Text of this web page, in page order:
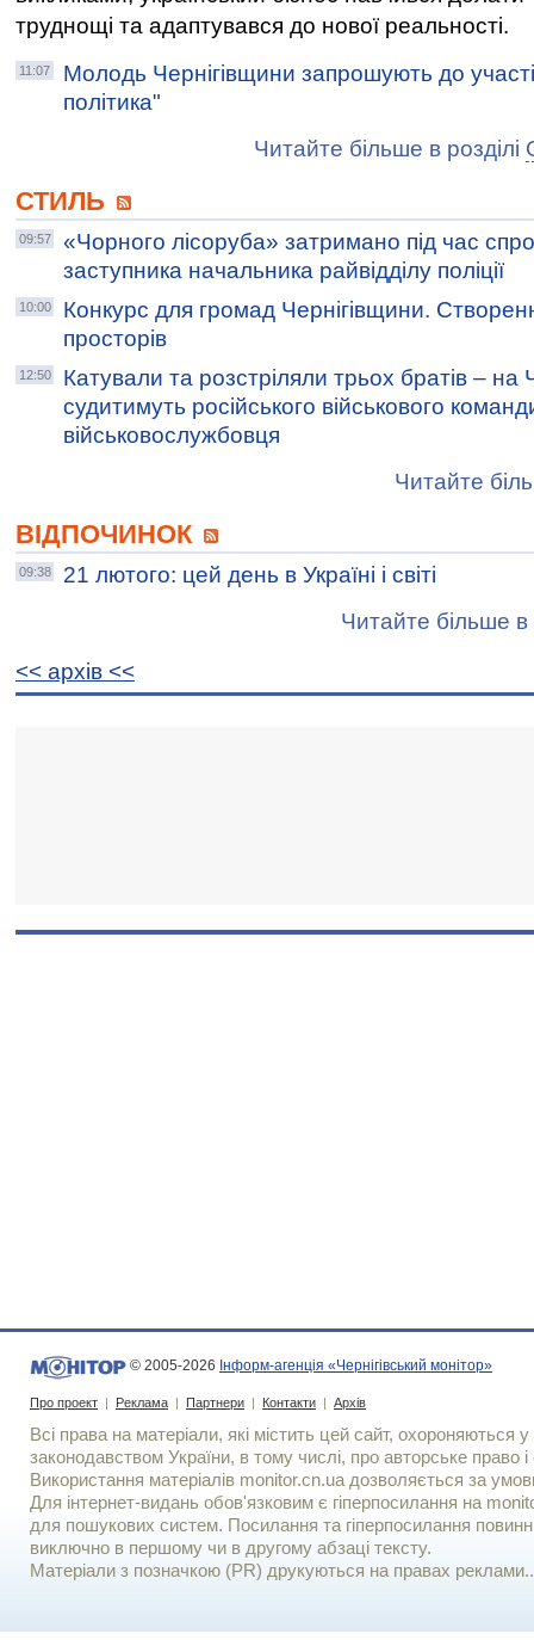
труднощі та адаптувався до нової реальності.
11:07
Молодь Чернігівщини запрошують до
політика"
Читайте більше в розділі
СТИЛЬ
09:57
«Чорного лісоруба» затримано під час
заступника начальника райвідділу поліції
10:00
Конкурс для громад Чернігівщини.
просторів
12:50
Катували та розстріляли трьох братів – на
судитимуть російського військового
військовослужбовця
Читайте
ВІДПОЧИНОК
09:38
21 лютого: цей день в Україні і світі
Читайте більше в
<< архiв <<
© 2005-2026 Інформ-агенція «Чернігівський монітор»
Про проект | Реклама | Партнери | Контакти | Архів
Всі права на матеріали, які містить цей сайт, охороняються у
законодавством України, в тому числі, про авторське право і
Використання матерiалiв monitor.cn.ua дозволяється за
Для iнтернет-видань обов'язковим є гiперпосилання на
для пошукових систем. Посилання та гіперпосилання
виключно в першому чи в другому абзаці тексту.
Матеріали з позначкою (PR) друкуються на правах реклами..